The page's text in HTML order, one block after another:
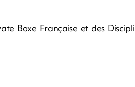
Boxe Française et des